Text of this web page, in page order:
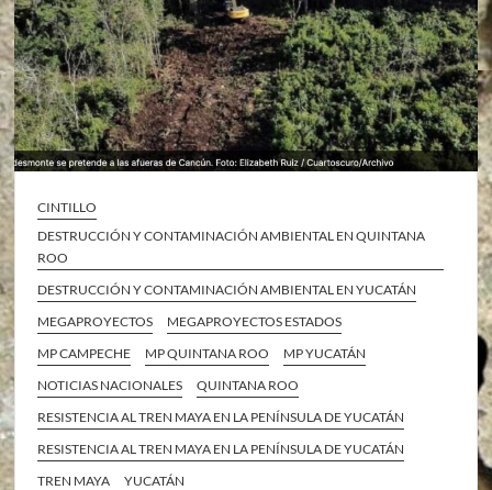
CINTILLO
DESTRUCCIÓN Y CONTAMINACIÓN AMBIENTAL EN QUINTANA
ROO
DESTRUCCIÓN Y CONTAMINACIÓN AMBIENTAL EN YUCATÁN
MEGAPROYECTOS
MEGAPROYECTOS ESTADOS
MP CAMPECHE
MP QUINTANA ROO
MP YUCATÁN
NOTICIAS NACIONALES
QUINTANA ROO
RESISTENCIA AL TREN MAYA EN LA PENÍNSULA DE YUCATÁN
RESISTENCIA AL TREN MAYA EN LA PENÍNSULA DE YUCATÁN
TREN MAYA
YUCATÁN